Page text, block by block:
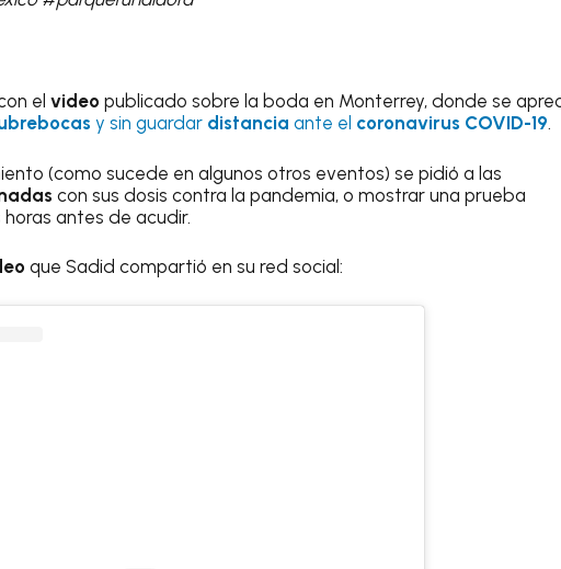
el video publicado sobre la boda en Monterrey, donde se
y sin guardar distancia ante el coronavirus COVID-19.
(como sucede en algunos otros eventos) se pidió a las
con sus dosis contra la pandemia, o mostrar una prueba
horas antes de acudir.
que Sadid compartió en su red social: